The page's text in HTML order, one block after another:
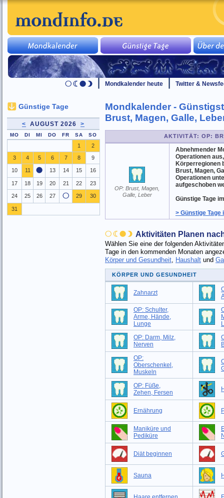
Mondkalender heute Twitter &
Mondkalender -
Brust, Magen, Galle,
AKTIVITÄT: OP:
OP: Brust, Magen,
Galle, Leber
Abnehmender
Operationen
Körperregionen
Brust, Magen,
Operationen
aufgeschoben
Günstige Tage
> Günstige Tage
Aktivitäten Planen
Wählen Sie eine der folgenden
Tage in den kommenden Monaten
Körper und Gesundheit, Haushaltund
KÖRPER UND GESUNDHEIT
Zahnarzt
OP: Schulter,
Arme, Hände,
Lunge
OP: Darm, Milz,
Nerven
OP:
Oberschenkel,
Muskeln
OP: Füße,
Zehen, Fersen
Ernährung
Maniküre und
Pediküre
Diät beginnen
Sauna
Günstige Tage
< AUGUST 2026 >
MO DI MI DO FR SA SO
1
2
3
4 5 6 7 8 9
10 11 13 14 15 16
17 18 19 20 21 22 23
24 25 26 27 29 30
31